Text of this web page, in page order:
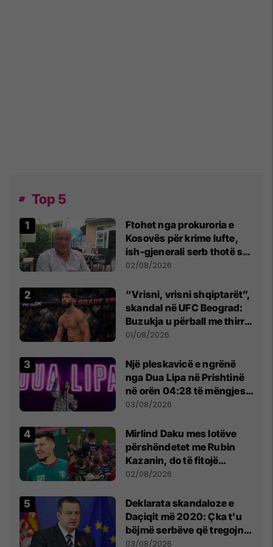
Top 5
Ftohet nga prokuroria e
Kosovës për krime lufte,
ish-gjenerali serb thotë se
dikush e tradhtoi në
02/08/2026
“Vrisni, vrisni shqiptarët”,
skandal në UFC Beograd:
Buzukja u përball me thirrje
anti-shqiptare nga
01/08/2026
Një pleskavicë e ngrënë
nga Dua Lipa në Prishtinë
në orën 04:28 të mëngjesit
- dhe bota digjitale serbe
03/08/2026
Mirlind Daku mes lotëve
përshëndetet me Rubin
Kazanin, do të fitojë
miliona te Spartak Moska
02/08/2026
​Deklarata skandaloze e
Daçiqit më 2020: Çka t'u
bëjmë serbëve që tregojnë
ku janë varrosur shqiptarët
03/08/2026